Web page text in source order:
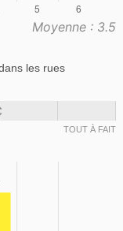
Moyenne : 3.5
les rues
TOUT À FAIT